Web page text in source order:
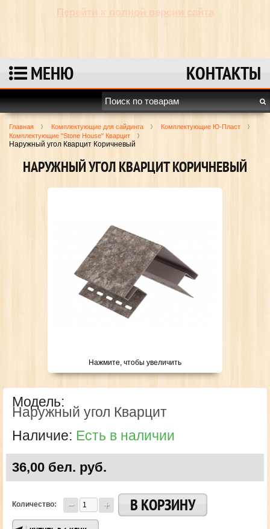
Перейти к полной версии сайта
МЕНЮ КОНТАКТЫ
Главная Комплектующие для сайдинга
Комплектующие Ю-Пласт
Комплектующие "Stone House" Кварцит
Наружный угол Кварцит Коричневый
НАРУЖНЫЙ УГОЛ КВАРЦИТ КОРИЧНЕВЫЙ
Нажмите, чтобы увеличить
Модель:
Наружный угол Кварцит
Наличие: Есть в наличии
36,00 бел. руб.
Количество: